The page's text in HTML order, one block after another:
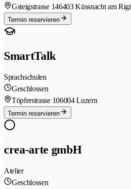
Gsteigstrasse 146403 Küssnacht am Rigi
Termin reservieren
SmartTalk
Sprachschulen
Geschlossen
Töpferstrasse 106004 Luzern
Termin reservieren
crea-arte gmbH
Atelier
Geschlossen